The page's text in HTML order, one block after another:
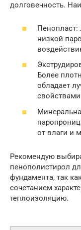
долговечность.
Пенопласт:
низкой
Более
обладает
от влаги и
Рекомендую
пенополистирол
фундамента, так
сочетанием
теплоизоляцию.